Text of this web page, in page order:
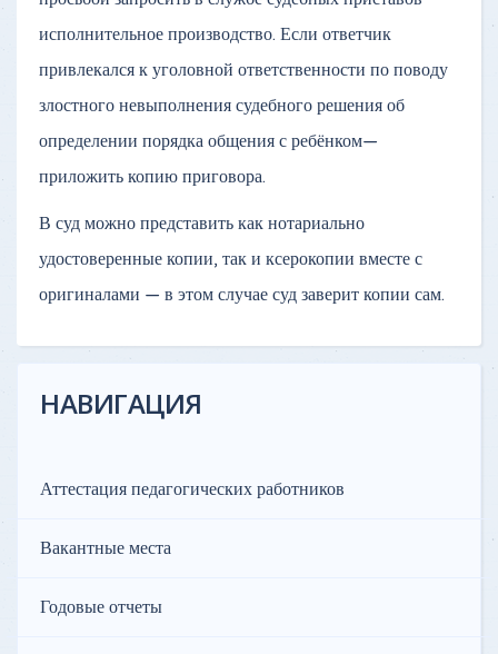
исполнительное производство. Если ответчик
привлекался к уголовной ответственности по поводу
злостного невыполнения судебного решения об
определении порядка общения с ребёнком—
приложить копию приговора.
В суд можно представить как нотариально
удостоверенные копии, так и ксерокопии вместе с
оригиналами — в этом случае суд заверит копии сам.
НАВИГАЦИЯ
Аттестация педагогических работников
Вакантные места
Годовые отчеты